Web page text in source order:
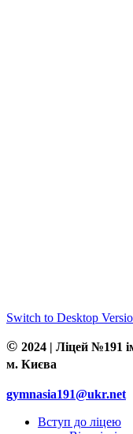
Switch to Desktop
© 2024 | Ліцей №191
м. Києва
gymnasia191@ukr.net
Вступ до ліцею